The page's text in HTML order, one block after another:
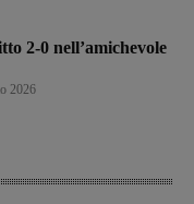
2-0 nell’amichevole
2026